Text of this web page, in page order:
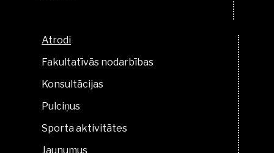
Atrodi
Fakultatīvās nodarbības
Konsultācijas
Pulciņus
Sporta aktivitātes
Jaunumus